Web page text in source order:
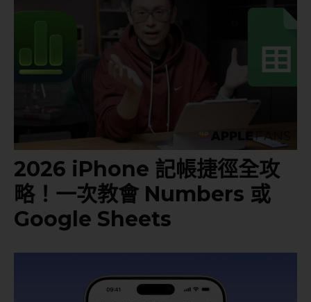
2026 iPhone 記帳捷徑全攻
略！一次教會 Numbers 或
Google Sheets